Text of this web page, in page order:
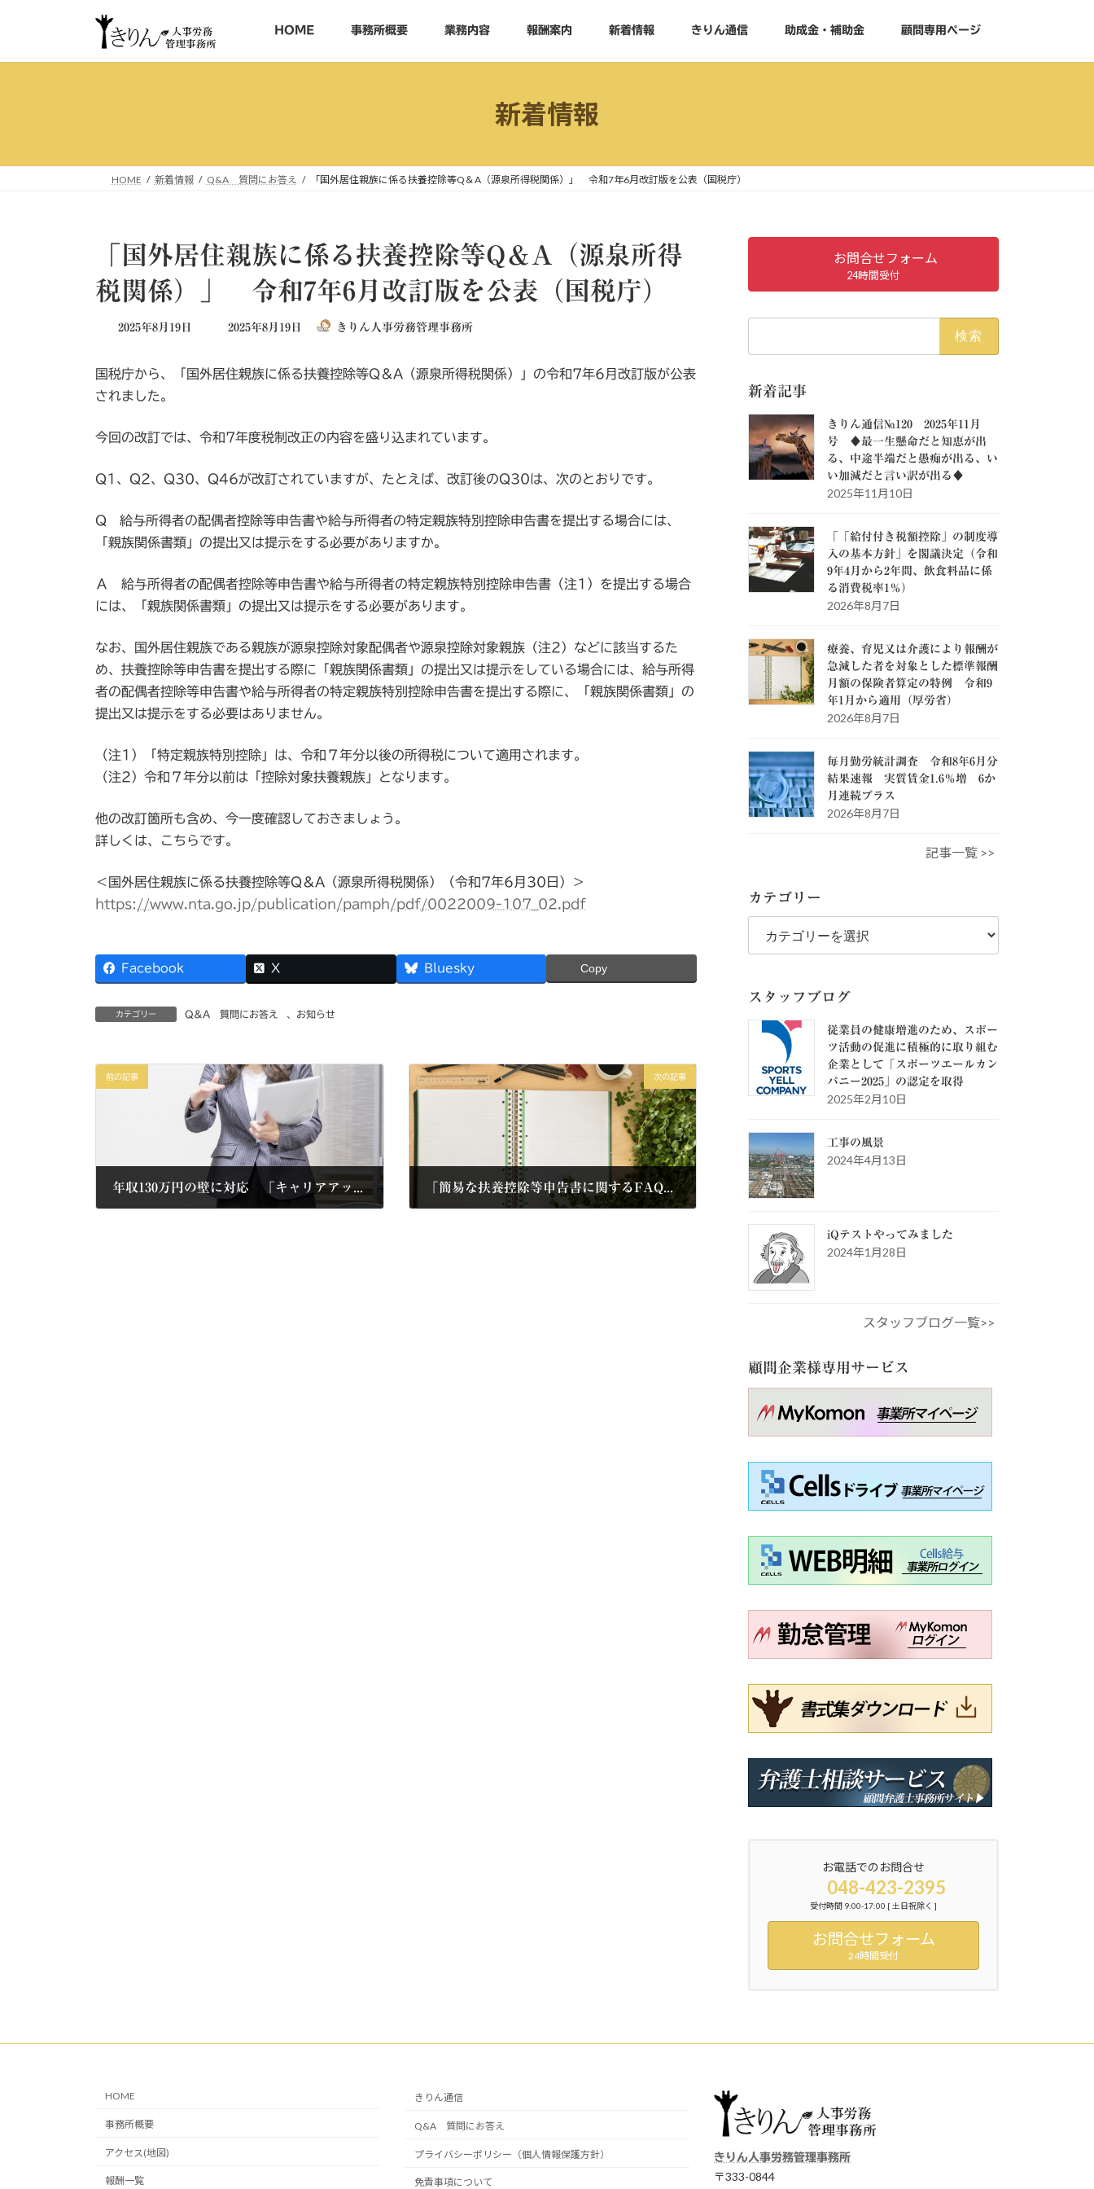
ッ
移
HOME 事務所概要 業務内容 報酬案内 新着情報 きりん通信 助成金・補助金 顧問専用ページ
新着情報
HOME 新着情報 Q&A 質問にお答え 「国外居住親族に係る扶養控除等Q＆A（源泉所得税関係）」 令和7年6月改訂版を公表（国税庁）
「国外居住親族に係る扶養控除等Q＆A（源泉所得
税関係）」 令和7年6月改訂版を公表（国税庁）
2025年8月19日
最
新
2025年8月19日 きりん人事労務管理事務所
国税庁から、「国外居住親族に係る扶養控除等Q＆A（源泉所得税関係）」の令和7年6月改訂版が公表
されました。
今回の改訂では、令和7年度税制改正の内容を盛り込まれています。
Q1、Q2、Q30、Q46が改訂されていますが、たとえば、改訂後のQ30は、次のとおりです。
Q 給与所得者の配偶者控除等申告書や給与所得者の特定親族特別控除申告書を提出する場合には、
「親族関係書類」の提出又は提示をする必要がありますか。
Ａ 給与所得者の配偶者控除等申告書や給与所得者の特定親族特別控除申告書（注1）を提出する場合
には、「親族関係書類」の提出又は提示をする必要があります。
なお、国外居住親族である親族が源泉控除対象配偶者や源泉控除対象親族（注2）などに該当するた
め、扶養控除等申告書を提出する際に「親族関係書類」の提出又は提示をしている場合には、給与所得
者の配偶者控除等申告書や給与所得者の特定親族特別控除申告書を提出する際に、「親族関係書類」の
提出又は提示をする必要はありません。
（注1）「特定親族特別控除」は、令和７年分以後の所得税について適用されます。
（注2）令和７年分以前は「控除対象扶養親族」となります。
他の改訂箇所も含め、今一度確認しておきましょう。
詳しくは、こちらです。
＜国外居住親族に係る扶養控除等Q＆A（源泉所得税関係）（令和7年6月30日）＞
https://www.nta.go.jp/publication/pamph/pdf/0022009-107_02.pdf
Facebook X Bluesky Copy
カテゴリー Q&A 質問にお答え 、 お知らせ
前の記事
年収130万円の壁に対応 「キャリアアップ助成金／短時間労働者労働時間延長支援コース」を新設（厚労省）
次の記事
「簡易な扶養控除等申告書に関するFAQ（源泉所得税関係）」 令和7年6月改訂版を公表（国税庁）
お問合せフォーム
24時間受付
新着記事
きりん通信№120 2025年11月
号 ♦最一生懸命だと知恵が出
る、中途半端だと愚痴が出る、い
い加減だと言い訳が出る♦
2025年11月10日
「「給付付き税額控除」の制度導
入の基本方針」を閣議決定（令和
9年4月から2年間、飲食料品に係
る消費税率1％）
2026年8月7日
療養、育児又は介護により報酬が
急減した者を対象とした標準報酬
月額の保険者算定の特例 令和9
年1月から適用（厚労省）
2026年8月7日
毎月勤労統計調査 令和8年6月分
結果速報 実質賃金1.6％増 6か
月連続プラス
2026年8月7日
記事一覧 >>
カテゴリー
カ
ゴ
ー
スタッフブログ
従業員の健康増進のため、スポー
ツ活動の促進に積極的に取り組む
企業として「スポーツエールカン
パニー2025」の認定を取得
2025年2月10日
工事の風景
2024年4月13日
iQテストやってみました
2024年1月28日
スタッフブログ一覧>>
顧問企業様専用サービス
お電話でのお問合せ
048-423-2395
受付時間 9:00-17:00 [ 土日祝除く ]
お問合せフォーム
24時間受付
HOME
事務所概要
アクセス(地図)
報酬一覧
きりん通信
Q&A 質問にお答え
プライバシーポリシー（個人情報保護方針）
免責事項について
きりん人事労務管理事務所
〒333-0844